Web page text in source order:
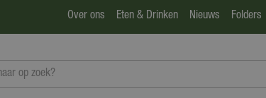
Over ons Eten & Drinken Nieuws Folders